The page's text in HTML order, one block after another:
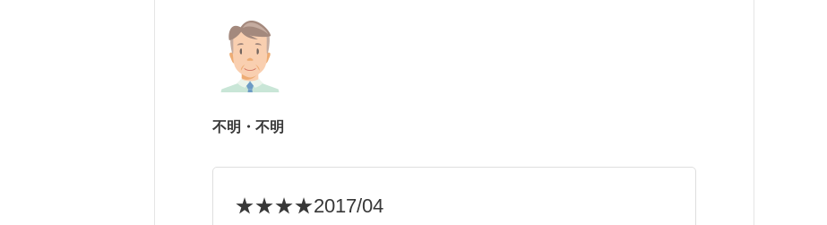
不明・不明
★★★★2017/04